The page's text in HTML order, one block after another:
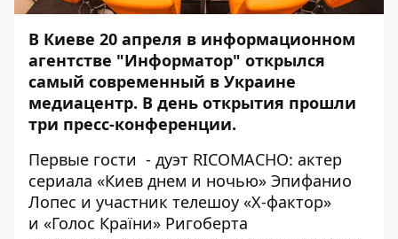
В Киеве 20 апреля в информационном
агентстве "Информатор" открылся
самый современный в Украине
медиацентр. В день открытия прошли
три пресс-конференции.
Первые гости - дуэт RICOMACHO: актер
сериала «Киев днем и ночью» Эпифанио
Лопес и участник телешоу «Х-фактор»
и «Голос Країни» Ригоберта